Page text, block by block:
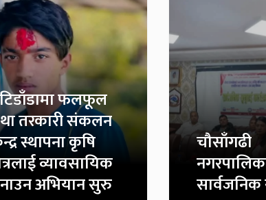
फलफूल
तरकारी संकलन
स्थापना कृषि
व्यावसायिक
अभियान सुरु
चौसाँगढी